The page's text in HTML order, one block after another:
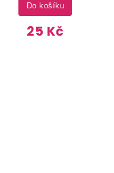
25 Kč
Do košíku